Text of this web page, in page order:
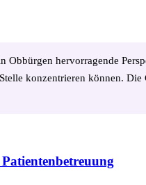
hervorragende
konzentrieren können. Die